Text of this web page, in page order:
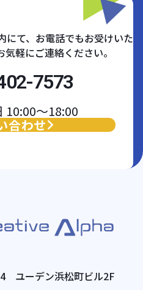
にて、お電話でもお受けいた
軽にご連絡ください。
7573
10:00〜18:00
合わせ
ユーデン浜松町ビル2F